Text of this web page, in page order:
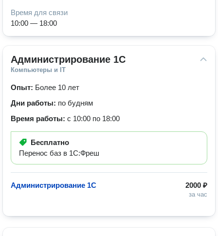
Время для связи
10:00 — 18:00
Администрирование 1С
Компьютеры и IT
Опыт: Более 10 лет
Дни работы: по будням
Время работы: с 10:00 по 18:00
Бесплатно
Перенос баз в 1С:Фреш
2000 ₽
за час
Администрирование 1С